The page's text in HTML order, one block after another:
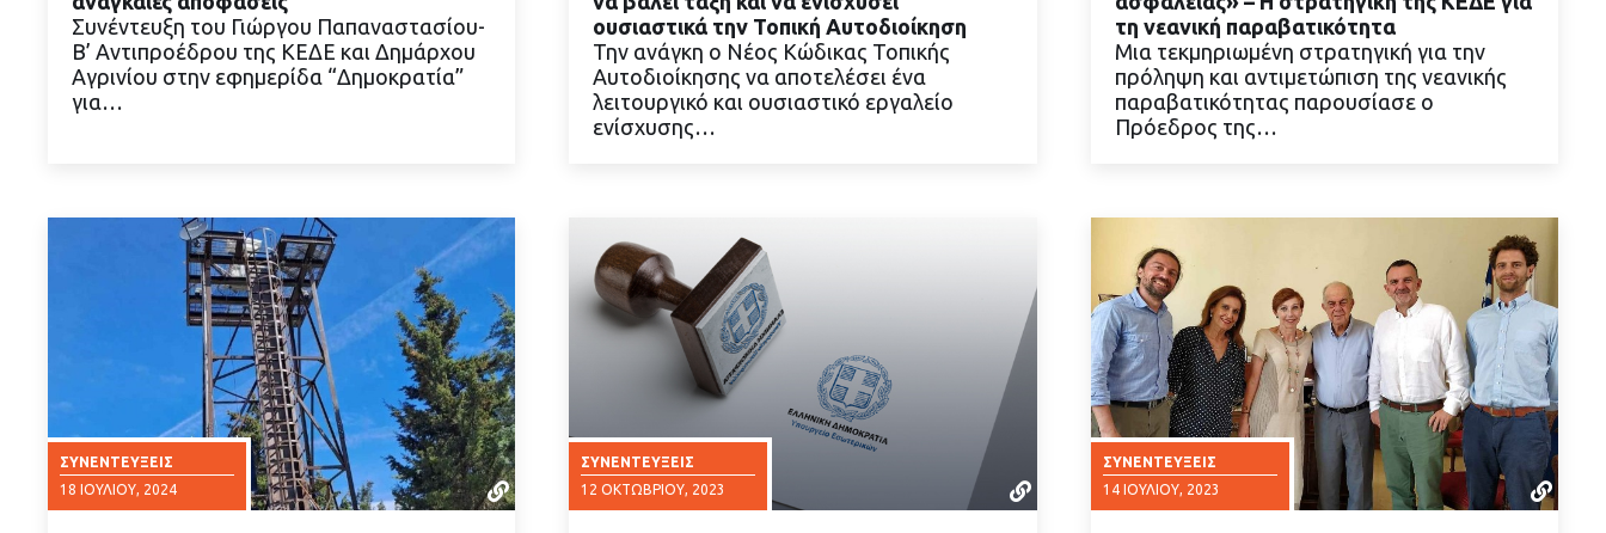
ΔΙΑΒΑΣΤΕ ΠΕΡΙΣΣΟΤΕΡΑ
Συνέντευξη του Γιώργου Παπαναστασίου-
Β’ Αντιπροέδρου της ΚΕΔΕ και Δημάρχου
Αγρινίου στην εφημερίδα “Δημοκρατία”
για…
ΔΙΑΒΑΣΤΕ ΠΕΡΙΣΣΟΤΕΡΑ
ουσιαστικά την Τοπική Αυτοδιοίκηση
Την ανάγκη ο Νέος Κώδικας Τοπικής
Αυτοδιοίκησης να αποτελέσει ένα
λειτουργικό και ουσιαστικό εργαλείο
ενίσχυσης…
ΔΙΑΒΑΣΤΕ ΠΕΡΙΣΣΟΤΕΡΑ
τη νεανική παραβατικότητα
Μια τεκμηριωμένη στρατηγική για την
πρόληψη και αντιμετώπιση της νεανικής
παραβατικότητας παρουσίασε ο
Πρόεδρος της…
ΣΥΝΕΝΤΕΎΞΕΙΣ
18 ΙΟΥΛΊΟΥ, 2024
ΣΥΝΕΝΤΕΎΞΕΙΣ
12 ΟΚΤΩΒΡΊΟΥ, 2023
ΣΥΝΕΝΤΕΎΞΕΙΣ
14 ΙΟΥΛΊΟΥ, 2023